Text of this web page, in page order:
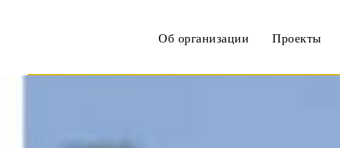
Об организации Проекты